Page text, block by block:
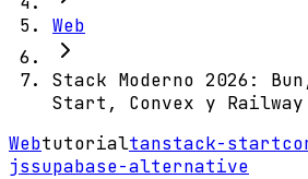
Web
Stack Moderno 2026:
Start, Convex y Railway
Webtutorialtanstack-start
jssupabase-alternative